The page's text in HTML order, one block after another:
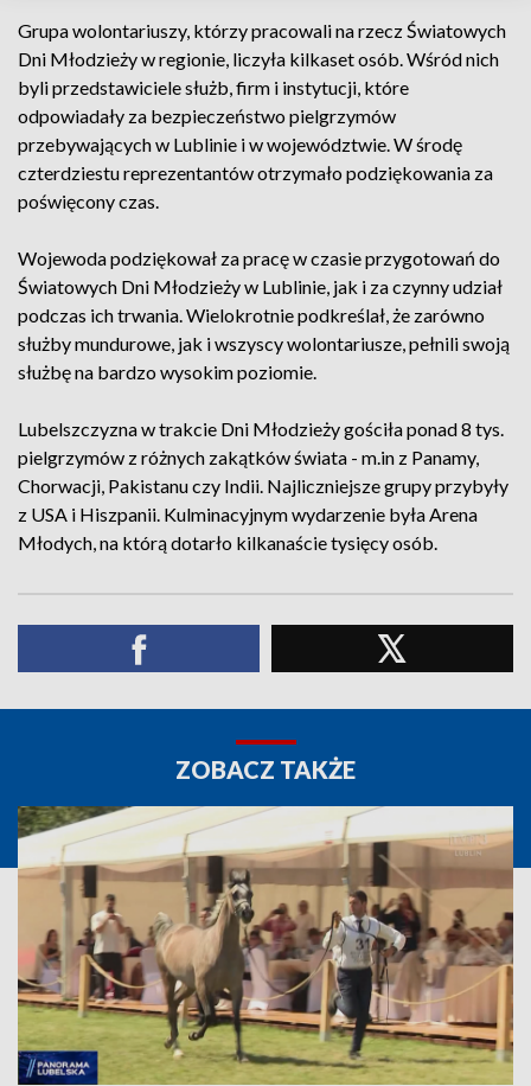
Grupa wolontariuszy, którzy pracowali na rzecz Światowych
Dni Młodzieży w regionie, liczyła kilkaset osób. Wśród nich
byli przedstawiciele służb, firm i instytucji, które
odpowiadały za bezpieczeństwo pielgrzymów
przebywających w Lublinie i w województwie. W środę
czterdziestu reprezentantów otrzymało podziękowania za
poświęcony czas.
Wojewoda podziękował za pracę w czasie przygotowań do
Światowych Dni Młodzieży w Lublinie, jak i za czynny udział
podczas ich trwania. Wielokrotnie podkreślał, że zarówno
służby mundurowe, jak i wszyscy wolontariusze, pełnili swoją
służbę na bardzo wysokim poziomie.
Lubelszczyzna w trakcie Dni Młodzieży gościła ponad 8 tys.
pielgrzymów z różnych zakątków świata - m.in z Panamy,
Chorwacji, Pakistanu czy Indii. Najliczniejsze grupy przybyły
z USA i Hiszpanii. Kulminacyjnym wydarzenie była Arena
Młodych, na którą dotarło kilkanaście tysięcy osób.
ZOBACZ TAKŻE